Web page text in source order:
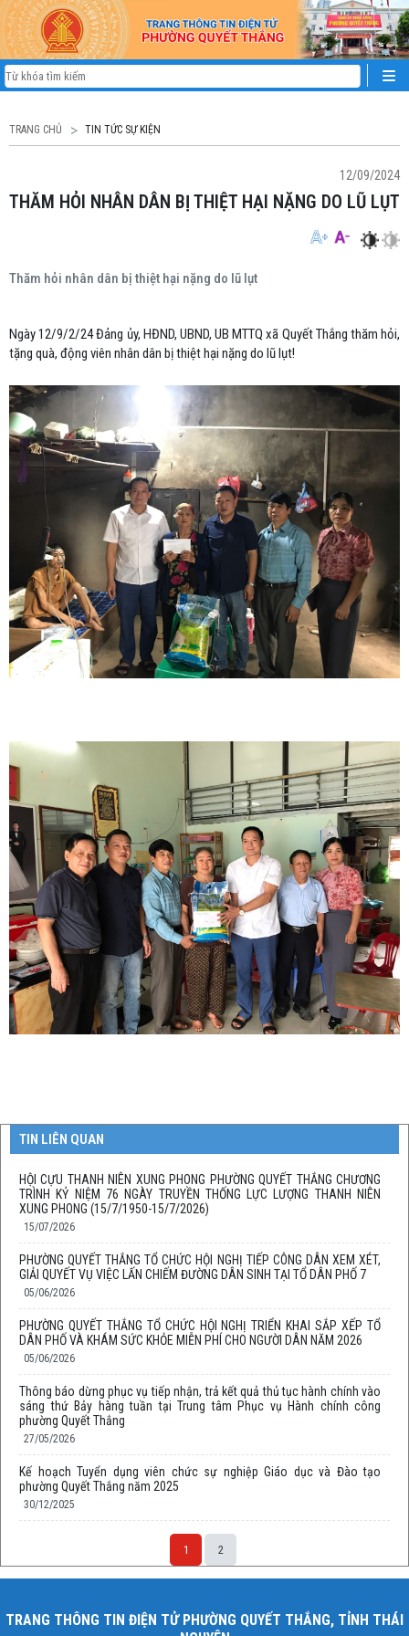
TRANG CHỦ TIN TỨC SỰ KIỆN
12/09/2024
THĂM HỎI NHÂN DÂN BỊ THIỆT HẠI NẶNG DO LŨ LỤT
Thăm hỏi nhân dân bị thiệt hại nặng do lũ lụt
Ngày 12/9/2/24 Đảng ủy, HĐND, UBND, UB MTTQ xã Quyết Thắng thăm hỏi,
tặng quà, động viên nhân dân bị thiệt hại nặng do lũ lụt!
TIN LIÊN QUAN
HỘI CỰU THANH NIÊN XUNG PHONG PHƯỜNG QUYẾT THẮNG CHƯƠNG
TRÌNH KỶ NIỆM 76 NGÀY TRUYỀN THỐNG LỰC LƯỢNG THANH NIÊN
XUNG PHONG (15/7/1950-15/7/2026)
15/07/2026
PHƯỜNG QUYẾT THẮNG TỔ CHỨC HỘI NGHỊ TIẾP CÔNG DÂN XEM XÉT,
GIẢI QUYẾT VỤ VIỆC LẤN CHIẾM ĐƯỜNG DÂN SINH TẠI TỔ DÂN PHỐ 7
05/06/2026
PHƯỜNG QUYẾT THẮNG TỔ CHỨC HỘI NGHỊ TRIỂN KHAI SẮP XẾP TỔ
DÂN PHỐ VÀ KHÁM SỨC KHỎE MIỄN PHÍ CHO NGƯỜI DÂN NĂM 2026
05/06/2026
Thông báo dừng phục vụ tiếp nhận, trả kết quả thủ tục hành chính vào
sáng thứ Bảy hàng tuần tại Trung tâm Phục vụ Hành chính công
phường Quyết Thắng
27/05/2026
Kế hoạch Tuyển dụng viên chức sự nghiệp Giáo dục và Đào tạo
phường Quyết Thắng năm 2025
30/12/2025
1 2
TRANG THÔNG TIN ĐIỆN TỬ PHƯỜNG QUYẾT THẮNG, TỈNH THÁI